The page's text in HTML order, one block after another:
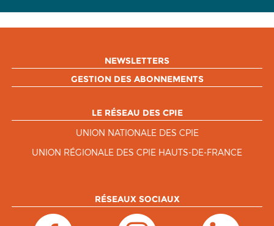
NEWSLETTERS
GESTION DES ABONNEMENTS
LE RÉSEAU DES CPIE
UNION NATIONALE DES CPIE
UNION RÉGIONALE DES CPIE HAUTS-DE-FRANCE
RÉSEAUX SOCIAUX